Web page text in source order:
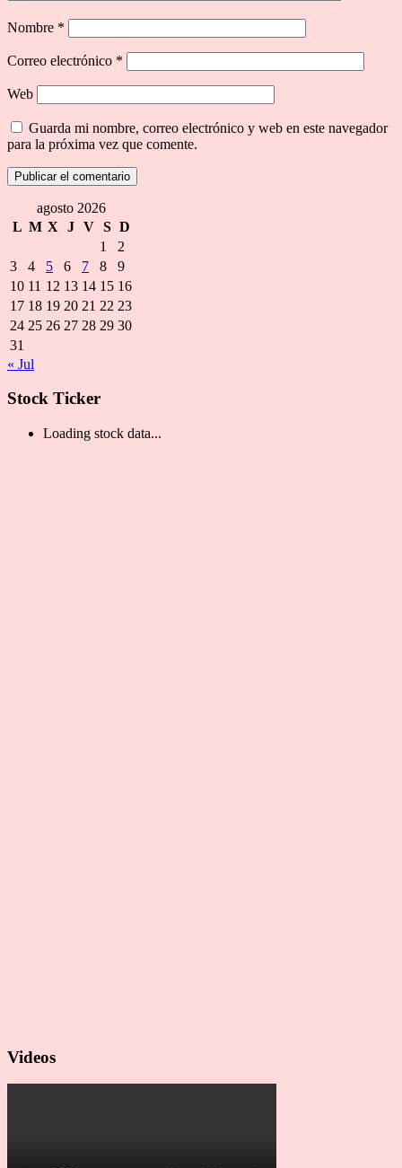
Nombre *
Correo electrónico *
Web
Guarda mi nombre, correo electrónico y web en este navegador
para la próxima vez que comente.
agosto 2026
L M X J V S D
1
2
3
4 5 6 7 8
9
10 11 12 13 14 15 16
17 18 19 20 21 22 23
24 25 26 27 28 29 30
31
« Jul
Stock Ticker
Loading stock data...
Videos